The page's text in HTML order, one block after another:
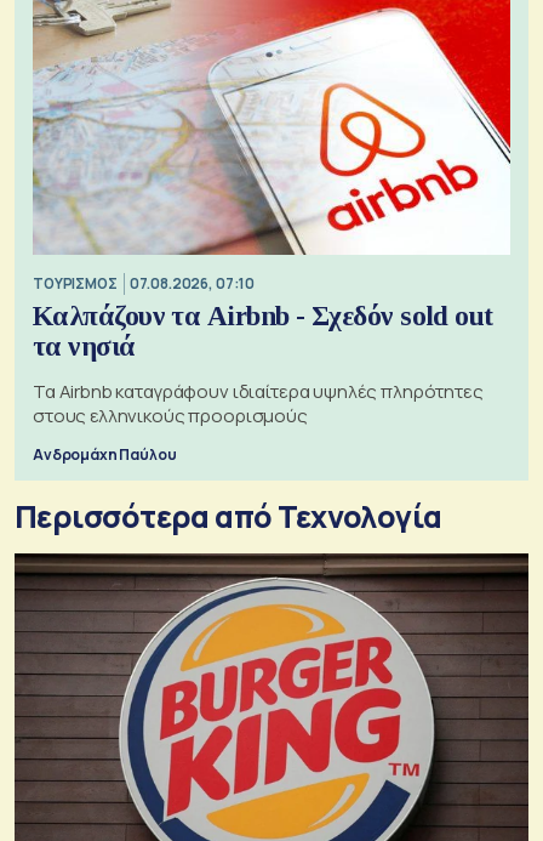
ΤΟΥΡΙΣΜΟΣ 07.08.2026, 07:10
Καλπάζουν τα Airbnb - Σχεδόν sold out
τα νησιά
Τα Airbnb καταγράφουν ιδιαίτερα υψηλές πληρότητες
στους ελληνικούς προορισμούς
Ανδρομάχη Παύλου
Περισσότερα από Τεχνολογία